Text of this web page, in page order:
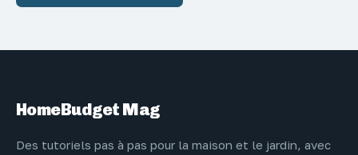
HomeBudget Mag
Des tutoriels pas à pas pour la maison et le jardin, avec